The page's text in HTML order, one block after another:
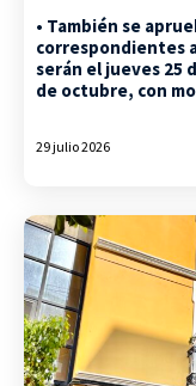
• También se
correspondientes
serán el jueves 25
de octubre, con
29 julio 2026